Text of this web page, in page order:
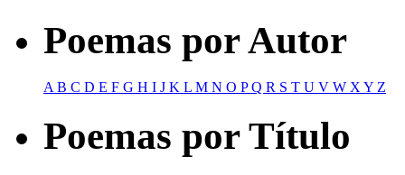
Poemas por Autor
AB C D E F G H I J K L M N O PQ R S T U V W XY Z
Poemas por Título